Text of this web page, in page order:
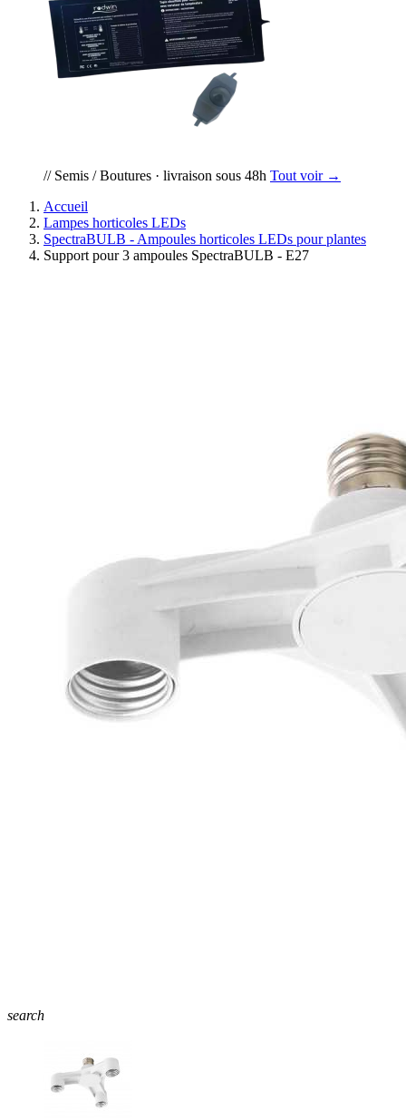
// Semis / Boutures · livraison sous 48h Tout voir →
Accueil
Lampes horticoles LEDs
SpectraBULB - Ampoules horticoles LEDs pour plantes
Support pour 3 ampoules SpectraBULB - E27
search